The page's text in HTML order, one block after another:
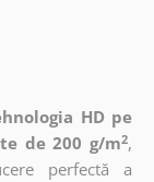
HD pe
de 200 g/m2,
perfectă a